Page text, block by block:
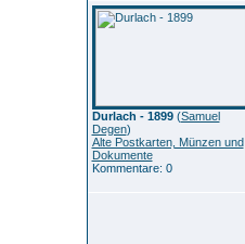
Durlach - 1899(Samuel
Degen)
Alte Postkarten, Münzen und
Dokumente
Kommentare: 0